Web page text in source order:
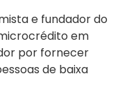
e fundador do
em
por fornecer
de baixa